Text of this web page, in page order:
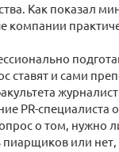
Как показал
компании
ставят и сами
PR-специалиста
о том,
или нет,